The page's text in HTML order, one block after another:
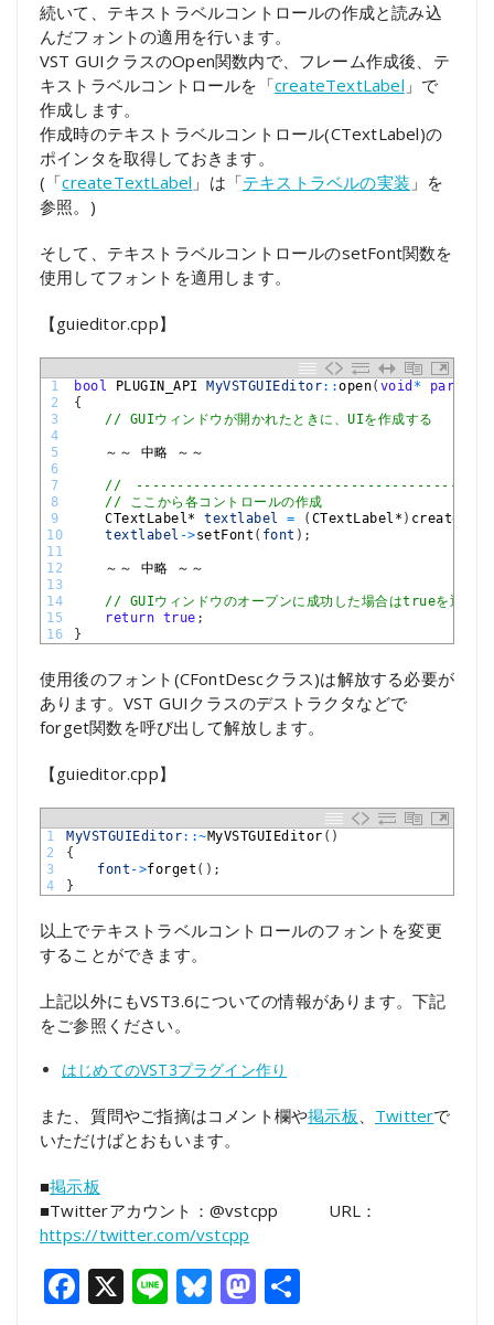
続いて、テキストラベルコントロールの作成と読み込
んだフォントの適用を行います。
VST GUIクラスのOpen関数内で、フレーム作成後、テ
キストラベルコントロールを「createTextLabel 」で
作成します。
作成時のテキストラベルコントロール(CTextLabel)の
ポインタを取得しておきます。
(「createTextLabel 」は「テキストラベルの実装 」を
参照。)
そして、テキストラベルコントロールのsetFont関数を
使用してフォントを適用します。
【guieditor.cpp】
1
2
3
4
5
6
7
8
9
10
11
12
13
14
15
16
bool PLUGIN_API MyVSTGUIEditor::open( void * parent
{
// GUIウィンドウが開かれたときに、UIを作成する
～～ 中略 ～～
//　
// ここから各コントロールの作成
CTextLabel*
textlabel = ( CTextLabel* )
textlabel ->setFont ( font ) ;
～～ 中略 ～～
// GUIウィンドウのオープンに成功した場合はtrueを返す
return true ;
}
使用後のフォント(CFontDescクラス)は解放する必要が
あります。VST GUIクラスのデストラクタなどで
forget関数を呼び出して解放します。
【guieditor.cpp】
1
2
3
4
MyVSTGUIEditor::~MyVSTGUIEditor ( )
{
font ->forget ( ) ;
}
以上でテキストラベルコントロールのフォントを変更
することができます。
上記以外にもVST3.6についての情報があります。下記
をご参照ください。
はじめてのVST3プラグイン作り
また、質問やご指摘はコメント欄や掲示板 、 Twitterで
いただけばとおもいます。
■掲示板
■Twitterアカウント：@vstcpp URL：
https://twitter.com/vstcpp
Facebook
X LineBluesky
Mastodon